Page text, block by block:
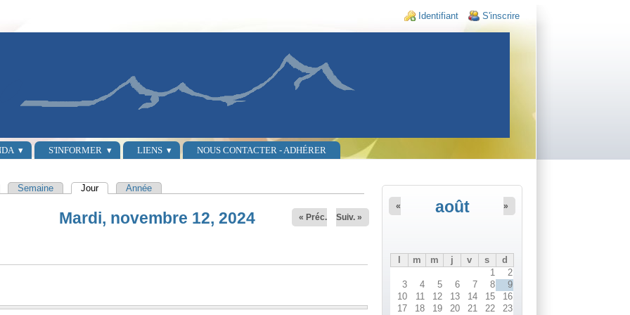
Login links
Identifiant S'inscrire
S'INFORMER LIENS
NOUS CONTACTER - ADHÉRER
Semaine Jour(onglet actif)
Année
Mardi, novembre 12, 2024 « Préc. Suiv. »
août
« »
m m j v s
d
1
2
3
4 5 6 7 8
9
10
11 12 13 14 15
16
17
18 19 20 21 22
23